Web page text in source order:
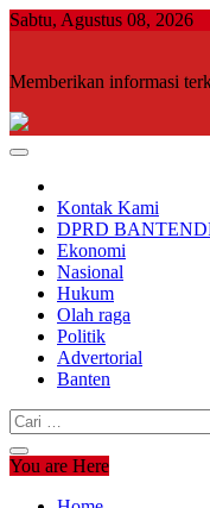
Skip
Sabtu, Agustus 08, 2026
Memberikan informasi
Kontak Kami
DPRD BANTEN
Ekonomi
Nasional
Hukum
Olah raga
Politik
Advertorial
Banten
Cari
untuk:
You are Here